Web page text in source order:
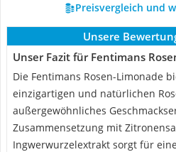
Preisvergleich und
Unsere
Unser Fazit für Fentimans
Die Fentimans Rosen-Limonade
einzigartigen und natürlichen
außergewöhnliches
Zusammensetzung mit
Ingwerwurzelextrakt sorgt für